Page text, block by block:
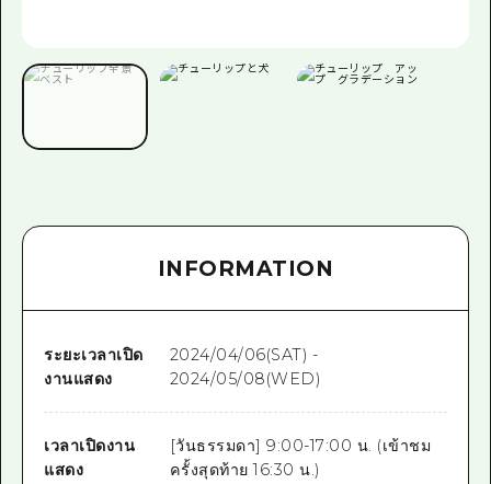
INFORMATION
ระยะเวลาเปิด
งานแสดง
2024/04/06(SAT) -
2024/05/08(WED)
เวลาเปิดงาน
แสดง
[วันธรรมดา] 9:00-17:00 น. (เข้าชม
ครั้งสุดท้าย 16:30 น.)